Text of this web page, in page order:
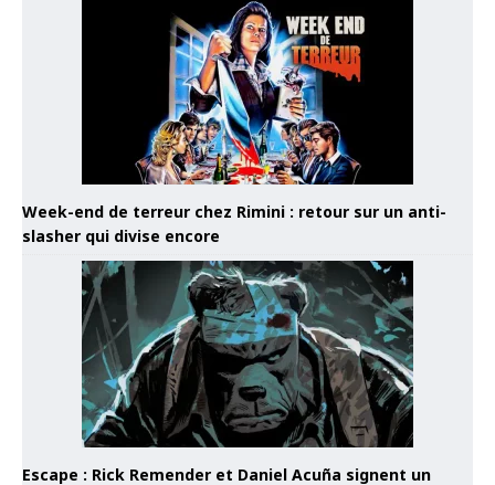
Week-end de terreur chez Rimini : retour sur un anti-
slasher qui divise encore
Escape : Rick Remender et Daniel Acuña signent un